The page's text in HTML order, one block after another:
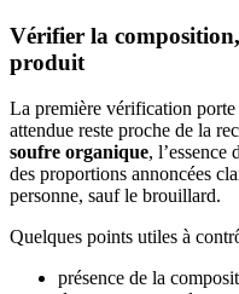
Vérifier la
produit
La première vérification
attendue reste proche de la
soufre organique, l’essence
des proportions annoncées
personne, sauf le brouillard.
Quelques points utiles à
présence de la